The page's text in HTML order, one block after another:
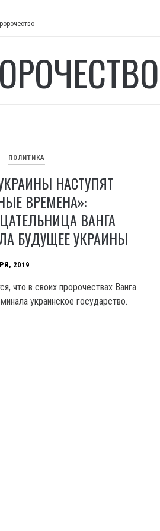
ПОЛИТИКА
НАСТУПЯТ
ВРЕМЕНА»:
ВАНГА
БУДУЩЕЕ УКРАИНЫ
2019
что в своих пророчествах Ванга
украинское государство.